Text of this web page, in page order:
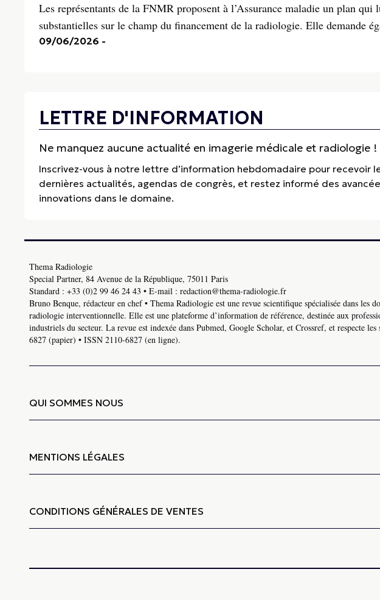
Les représentants de la FNMR proposent à l’Assurance maladie un plan
substantielles sur le champ du financement de la radiologie. Elle demande
09/06/2026 -
LETTRE D'INFORMATION
Ne manquez aucune actualité en imagerie médicale et radiologie !
Inscrivez-vous à notre lettre d’information hebdomadaire pour recevoir
dernières actualités, agendas de congrès, et restez informé des
innovations dans le domaine.
Thema Radiologie
Special Partner, 84 Avenue de la République, 75011 Paris
Standard : +33 (0)2 99 46 24 43 • E-mail : redaction@thema-radiologie.fr
Bruno Benque, rédacteur en chef • Thema Radiologie est une revue scientifique spécialisée dans les
radiologie interventionnelle. Elle est une plateforme d’information de référence, destinée aux
industriels du secteur. La revue est indexée dans Pubmed, Google Scholar, et Crossref, et respecte
6827 (papier) • ISSN 2110-6827 (en ligne).
QUI SOMMES NOUS
MENTIONS LÉGALES
CONDITIONS GÉNÉRALES DE VENTES